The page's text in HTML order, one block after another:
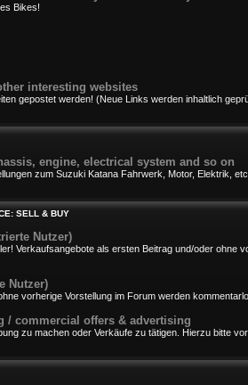
Bikes!
interesting websites
gepostet werden! (Neue Links werden inhaltlich
engine, electrical system and so on
zum Suzuki Katana Fahrwerk, Motor, Elektrik,
SELL & BUY
Nutzer)
Verkaufsangebote als ersten Beitrag und/oder ohne
Nutzer)
vorherige Vorstellung im Forum werden
/ commercial offers & advertising
zu machen oder Verkäufe zu tätigen. Hierzu bitte